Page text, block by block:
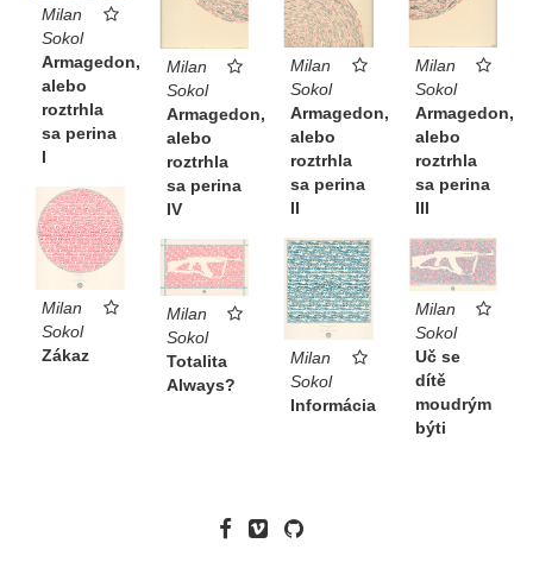
Milan
Sokol
Armagedon,
alebo
roztrhla
sa perina
I
Milan
Sokol
Armagedon,
alebo
roztrhla
sa perina
II
Milan
Sokol
Armagedon,
alebo
roztrhla
sa perina
III
Milan
Sokol
Armagedon,
alebo
roztrhla
sa perina
IV
Milan
Sokol
Zákaz
Milan
Sokol
Informácia
Milan
Sokol
Uč se
dítě
moudrým
býti
Milan
Sokol
Totalita
Always?